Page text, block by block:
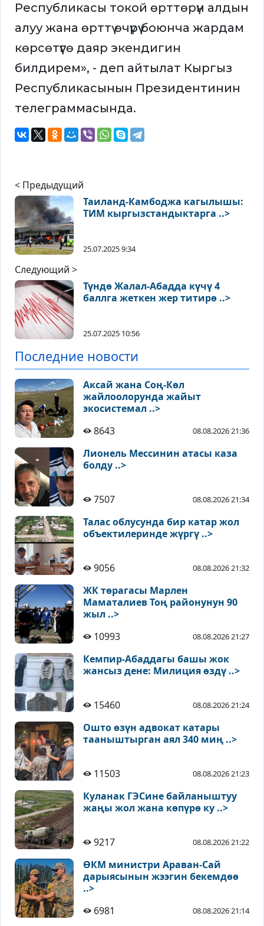
Республикасы токой өрттөрүн алдын
алуу жана өрттү өчүрүү боюнча жардам
көрсөтүүгө даяр экендигин
билдирем», - деп айтылат Кыргыз
Республикасынын Президентинин
телеграммасында.
< Предыдущий
Таиланд-Камбоджа кагылышы:
ТИМ кыргызстандыктарга ..>
25.07.2025 9:34
Следующий >
Түндө Жалал-Абадда күчү 4
баллга жеткен жер титирө ..>
25.07.2025 10:56
Последние новости
Аксай жана Соң-Көл
жайлоолорунда жайыт
экосистемал ..>
8643
08.08.2026 21:36
Лионель Мессинин атасы каза
болду ..>
7507 08.08.2026 21:34
Талас облусунда бир катар жол
объектилеринде жүргү ..>
9056 08.08.2026 21:32
ЖК төрагасы Марлен
Маматалиев Тоң районунун 90
жыл ..>
10993
08.08.2026 21:27
Кемпир-Абаддагы башы жок
жансыз дене: Милиция өздү ..>
15460 08.08.2026 21:24
Ошто өзүн адвокат катары
тааныштырган аял 340 миң ..>
11503 08.08.2026 21:23
Куланак ГЭСине байланыштуу
жаңы жол жана көпүрө ку ..>
9217 08.08.2026 21:22
ӨКМ министри Араван-Сай
дарыясынын жээгин бекемдөө
..>
6981
08.08.2026 21:14